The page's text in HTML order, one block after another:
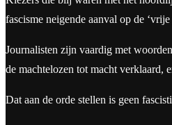
fascisme neigende aanval op de
Journalisten zijn vaardig met
de machtelozen tot macht verklaard,
Dat aan de orde stellen is geen